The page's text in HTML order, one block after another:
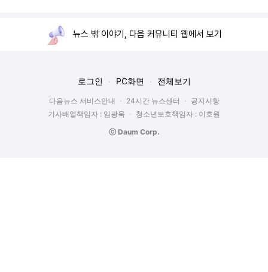
뉴스 밖 이야기, 다음 커뮤니티 웹에서 보기
로그인 PC화면 전체보기
다음뉴스 서비스안내 24시간 뉴스센터
공지사항
기사배열책임자 : 임광욱
청소년보호책임자 : 이호원
ⓒ Daum Corp.